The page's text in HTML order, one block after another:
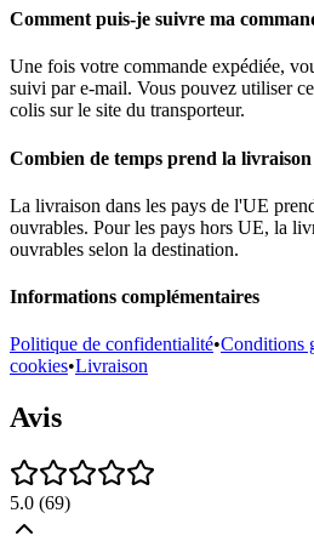
Comment puis-je suivre ma
Une fois votre commande expédiée,
suivi par e-mail. Vous pouvez utiliser
colis sur le site du transporteur.
Combien de temps prend la
La livraison dans les pays de l'UE
ouvrables. Pour les pays hors UE, la
ouvrables selon la destination.
Informations complémentaires
Politique de confidentialité•Conditions
cookies•Livraison
Avis
5.0 (69)